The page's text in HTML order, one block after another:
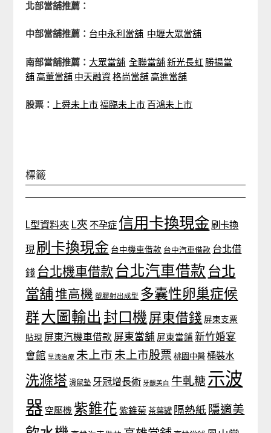
北部當舖推薦：
中部當舖推薦： 台中永利當舖 中壢大眾當舖
南部當舖推薦： 大眾當舖 全聯當舖新光長虹 勝揚當
舖高董當舖 中天融資格尚當舖高進當舖
股票： 上舜未上市福臨未上市 百鴻未上市
標籤
L型資料夾 L夾 不孕症 信用卡換現金 刷卡換
現 刷卡換現金 台中機車借款 台中汽車借款 台北借
錢 台北機車借款 台北汽車借款 台北
當舖堆高機 塑膠射出成型 多囊性卵巢症候
群大圖輸出 封口機 屏東借錢 屏東支票
貼現 屏東汽機車借款 屏東當舖 屏東當鋪 新竹婚宴
會館 早洩治療 未上市 未上市股票 桃園中醫 桶裝水
洗滌塔 滑鼠墊 牙冠增長術 牙齦美白 牛軋糖示波
器 空壓機 紫錐花 紫錐菊 茶葉罐 隔熱紙 隱適美